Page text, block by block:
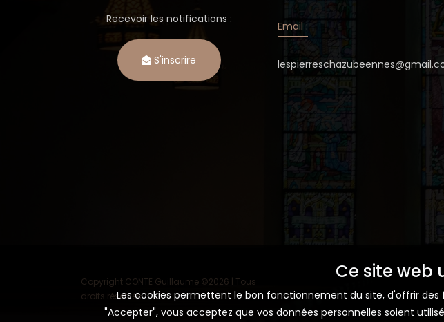
Recevoir les notifications :
S'inscrire
Copyright CONTE Guillaume ©2026 | Tous
droits réservés.
Email :
Ce site web
Les cookies permettent le bon fonctionnement du site, d'offrir
"Accepter", vous acceptez que vos données personnelles soient